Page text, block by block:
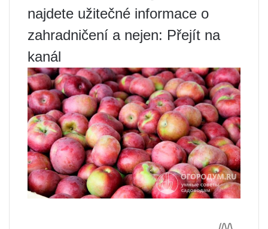
najdete užitečné informace o
zahradničení a nejen: Přejít na
kanál